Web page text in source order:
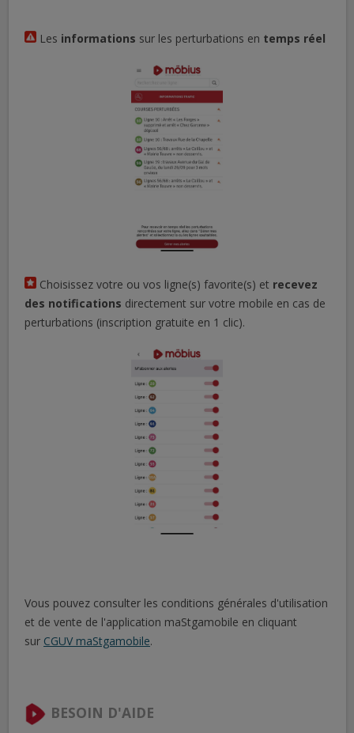
Les informations sur les perturbations en temps réel
Choisissez votre ou vos ligne(s) favorite(s) et recevez
des notifications directement sur votre mobile en cas de
perturbations (inscription gratuite en 1 clic).
Vous pouvez consulter les conditions générales d'utilisation
et de vente de l'application maStgamobile en cliquant
sur CGUV maStgamobile.
BESOIN D'AIDE